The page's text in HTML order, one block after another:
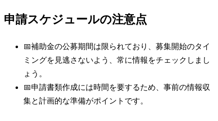
申請スケジュールの注意点
📅補助金の公募期間は限られており、募集開始のタイ
ミングを見逃さないよう、常に情報をチェックしまし
ょう。
📅申請書類作成には時間を要するため、事前の情報収
集と計画的な準備がポイントです。